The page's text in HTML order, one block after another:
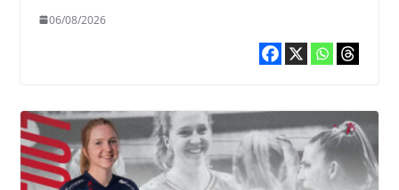
06/08/2026